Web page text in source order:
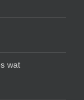
wat